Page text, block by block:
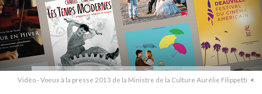
Vidéo - Voeux à la presse 2013 de la Ministre de la Culture Aurélie Filippetti